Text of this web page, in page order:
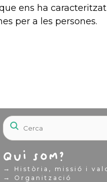
ens ha caracteritzat
per a les persones.
Qui som?
→ Història, missió i
→ Organització